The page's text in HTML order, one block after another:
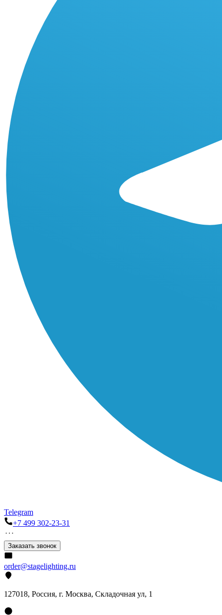
Telegram
+7 499 302-23-31
Заказать звонок
order@stagelighting.ru
127018, Россия, г. Москва, Складочная ул, 1